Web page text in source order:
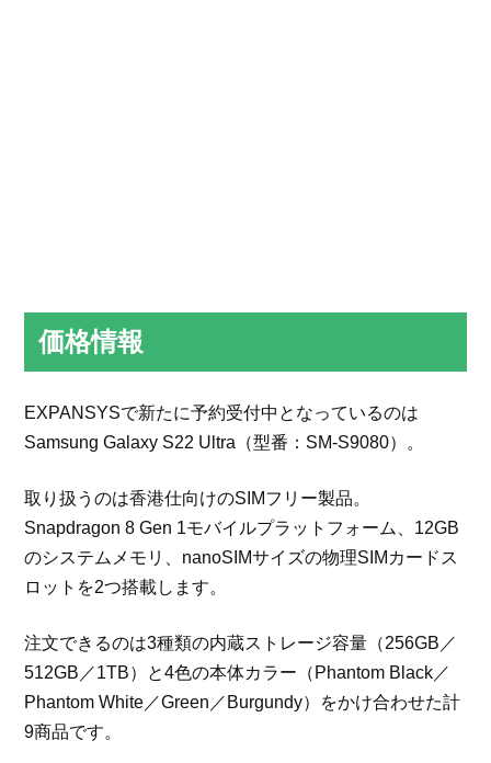
価格情報
EXPANSYSで新たに予約受付中となっているのは
Samsung Galaxy S22 Ultra（型番：SM-S9080）。
取り扱うのは香港仕向けのSIMフリー製品。
Snapdragon 8 Gen 1モバイルプラットフォーム、12GB
のシステムメモリ、nanoSIMサイズの物理SIMカードス
ロットを2つ搭載します。
注文できるのは3種類の内蔵ストレージ容量（256GB／
512GB／1TB）と4色の本体カラー（Phantom Black／
Phantom White／Green／Burgundy）をかけ合わせた計
9商品です。